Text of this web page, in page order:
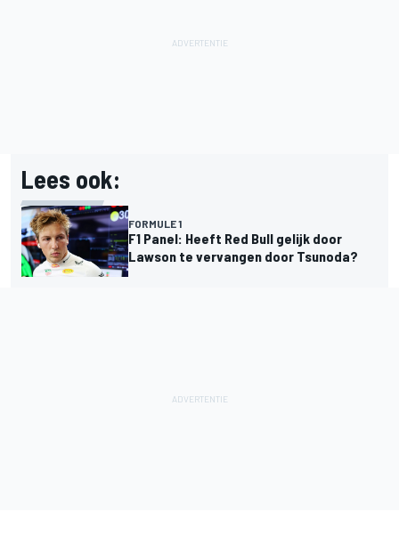
Lees ook:
FORMULE 1
F1 Panel: Heeft Red Bull gelijk door
Lawson te vervangen door Tsunoda?